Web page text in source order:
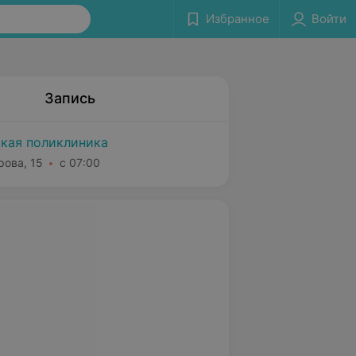
Избранное Войти
Запись
поликлиника
15 с 07:00